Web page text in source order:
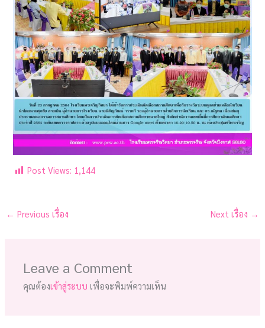
Post Views: 1,144
← Previous เรื่อง Next เรื่อง →
Leave a Comment
คุณต้องเข้าสู่ระบบ เพื่อจะพิมพ์ความเห็น